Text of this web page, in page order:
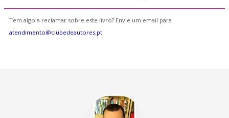
Tem algo a reclamar sobre este livro? Envie um email para
atendimento@clubedeautores.pt